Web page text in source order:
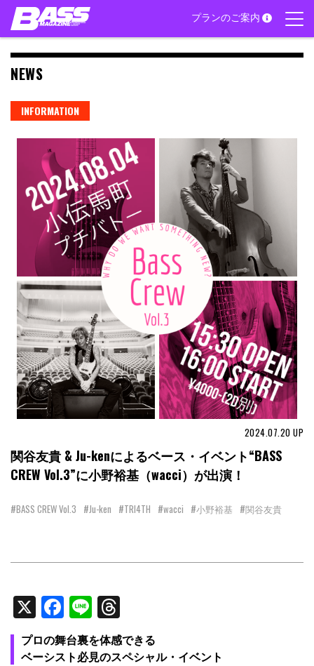
Skip
content
プランのご案内
NEWS
INFORMATION
2024.07.20 UP
関谷友貴 & Ju-kenによるベース・イベント“BASS
CREW Vol.3”に小野裕基（wacci）が出演！
#BASS CREW Vol.3 #Ju-ken #TRI4TH #wacci #小野裕基 #関谷友貴
X Facebook
Line
プロの舞台裏を体感できる
ベーシスト必見のスペシャル・イベント